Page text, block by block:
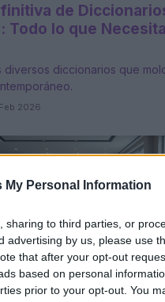
My Personal Information
sharing to third parties, or
advertising by us, please use
that after your opt-out
based on personal
prior to your opt-out. You
de
Todo lo que
diversos diccionarios que
Feb 2026